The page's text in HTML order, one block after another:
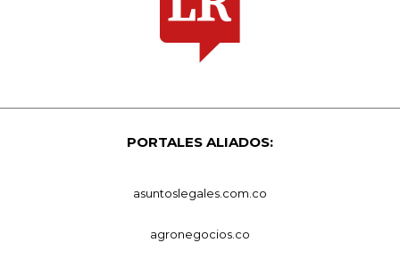
PORTALES ALIADOS:
asuntoslegales.com.co
agronegocios.co